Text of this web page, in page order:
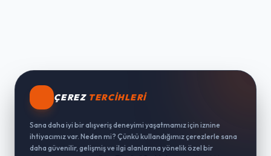
ÇEREZ TERCIHLERI
Sana daha iyi bir alışveriş deneyimi yaşatmamız için iznine
ihtiyacımız var. Neden mi? Çünkü kullandığımız çerezlerle sana
daha güvenilir, gelişmiş ve ilgi alanlarına yönelik özel bir